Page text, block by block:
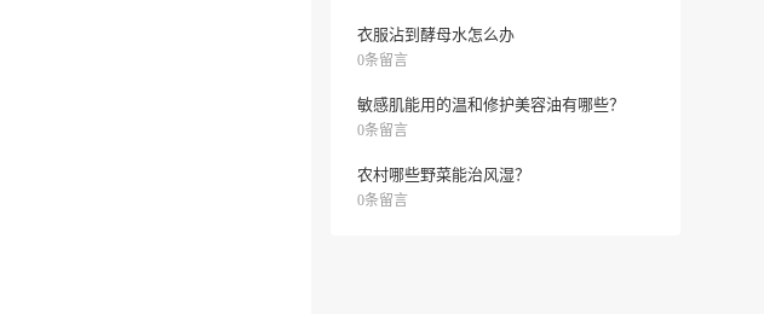
衣服沾到酵母水怎么办
0条留言
敏感肌能用的温和修护美容油有哪些？
0条留言
农村哪些野菜能治风湿？
0条留言